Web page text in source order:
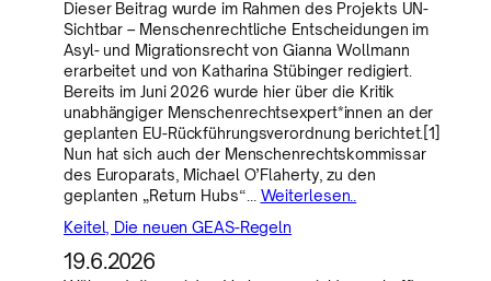
Dieser Beitrag wurde im Rahmen des Projekts UN-
Sichtbar – Menschenrechtliche Entscheidungen im
Asyl- und Migrationsrecht von Gianna Wollmann
erarbeitet und von Katharina Stübinger redigiert.
Bereits im Juni 2026 wurde hier über die Kritik
unabhängiger Menschenrechtsexpert*innen an der
geplanten EU-Rückführungsverordnung berichtet.[1]
Nun hat sich auch der Menschenrechtskommissar
des Europarats, Michael O’Flaherty, zu den
geplanten „Return Hubs“… Weiterlesen..
Keitel, Die neuen GEAS-Regeln
19.6.2026